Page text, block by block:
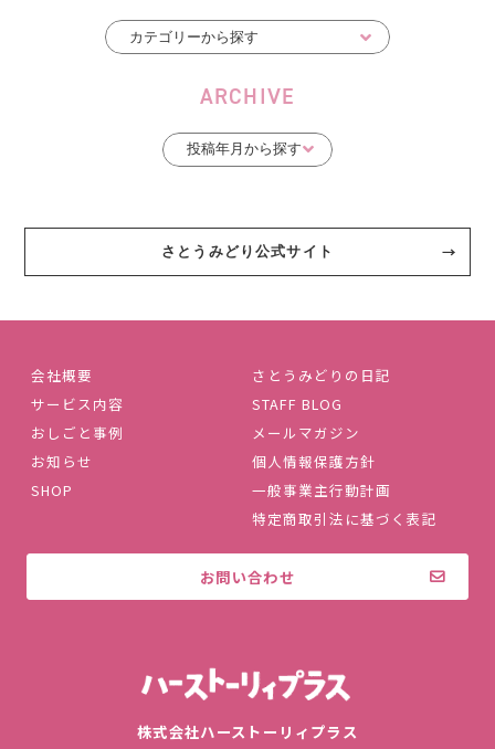
ARCHIVE
さとうみどり公式サイト
会社概要
サービス内容
おしごと事例
お知らせ
SHOP
さとうみどりの日記
STAFF BLOG
メールマガジン
個人情報保護方針
一般事業主行動計画
特定商取引法に基づく表記
お問い合わせ
株式会社ハーストーリィプラス